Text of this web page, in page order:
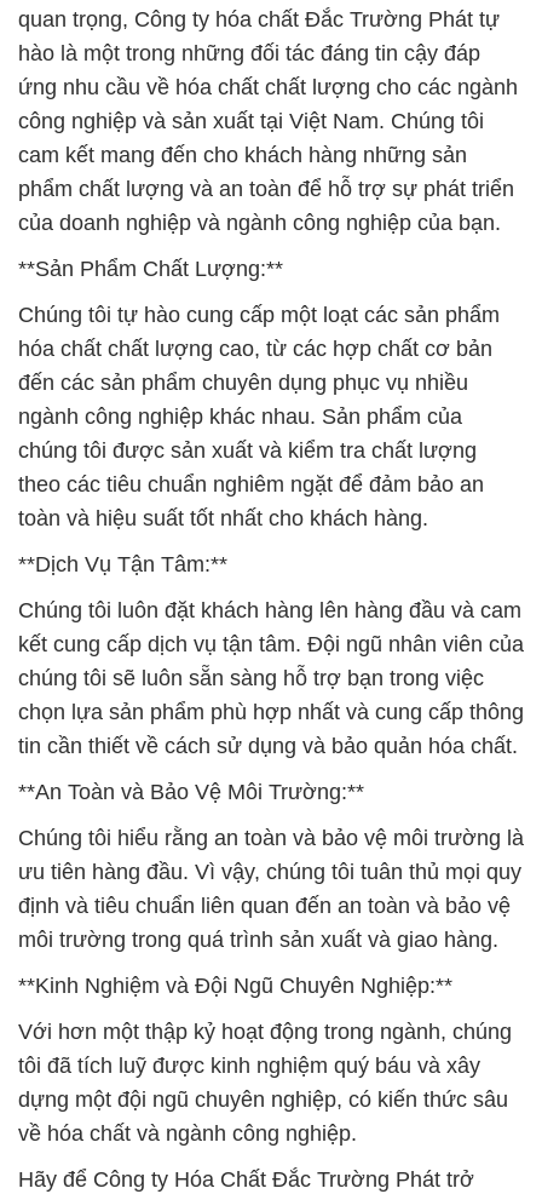
quan trọng, Công ty hóa chất Đắc Trường Phát tự
hào là một trong những đối tác đáng tin cậy đáp
ứng nhu cầu về hóa chất chất lượng cho các ngành
công nghiệp và sản xuất tại Việt Nam. Chúng tôi
cam kết mang đến cho khách hàng những sản
phẩm chất lượng và an toàn để hỗ trợ sự phát triển
của doanh nghiệp và ngành công nghiệp của bạn.
**Sản Phẩm Chất Lượng:**
Chúng tôi tự hào cung cấp một loạt các sản phẩm
hóa chất chất lượng cao, từ các hợp chất cơ bản
đến các sản phẩm chuyên dụng phục vụ nhiều
ngành công nghiệp khác nhau. Sản phẩm của
chúng tôi được sản xuất và kiểm tra chất lượng
theo các tiêu chuẩn nghiêm ngặt để đảm bảo an
toàn và hiệu suất tốt nhất cho khách hàng.
**Dịch Vụ Tận Tâm:**
Chúng tôi luôn đặt khách hàng lên hàng đầu và cam
kết cung cấp dịch vụ tận tâm. Đội ngũ nhân viên của
chúng tôi sẽ luôn sẵn sàng hỗ trợ bạn trong việc
chọn lựa sản phẩm phù hợp nhất và cung cấp thông
tin cần thiết về cách sử dụng và bảo quản hóa chất.
**An Toàn và Bảo Vệ Môi Trường:**
Chúng tôi hiểu rằng an toàn và bảo vệ môi trường là
ưu tiên hàng đầu. Vì vậy, chúng tôi tuân thủ mọi quy
định và tiêu chuẩn liên quan đến an toàn và bảo vệ
môi trường trong quá trình sản xuất và giao hàng.
**Kinh Nghiệm và Đội Ngũ Chuyên Nghiệp:**
Với hơn một thập kỷ hoạt động trong ngành, chúng
tôi đã tích luỹ được kinh nghiệm quý báu và xây
dựng một đội ngũ chuyên nghiệp, có kiến thức sâu
về hóa chất và ngành công nghiệp.
Hãy để Công ty Hóa Chất Đắc Trường Phát trở